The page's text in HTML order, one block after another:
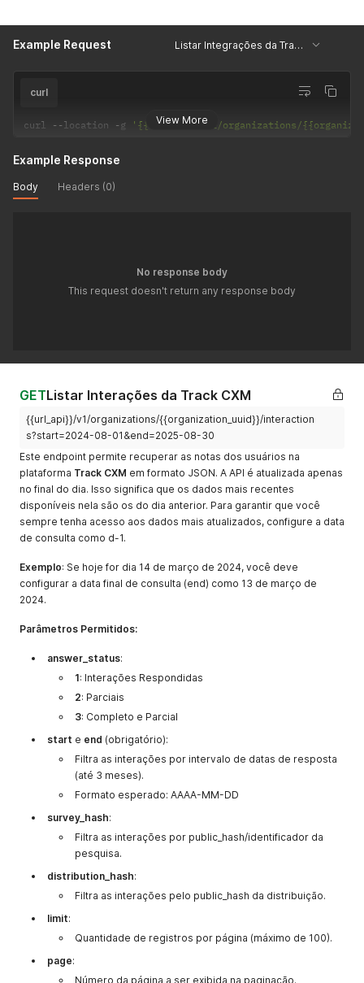
Example Request Listar Integrações da Track CXM
View More
curl
curl --location -g '{{url_api}}/v1/organizations/
Example Response
Body Headers (0)
No response body
This request doesn't return any response body
GETListar Interações da Track CXM
{{url_api}}/v1/organizations/{{organization_uuid}}/interaction
s?start=2024-08-01&end=2025-08-30
Este endpoint permite recuperar as notas dos usuários na
plataforma Track CXM em formato JSON. A API é atualizada apenas
no final do dia. Isso significa que os dados mais recentes
disponíveis nela são os do dia anterior. Para garantir que você
sempre tenha acesso aos dados mais atualizados, configure a data
de consulta como d-1.
Exemplo: Se hoje for dia 14 de março de 2024, você deve
configurar a data final de consulta (end) como 13 de março de
2024.
Parâmetros Permitidos:
answer_status:
1: Interações Respondidas
2: Parciais
3: Completo e Parcial
start e end (obrigatório):
Filtra as interações por intervalo de datas de resposta
(até 3 meses).
Formato esperado: AAAA-MM-DD
survey_hash:
Filtra as interações por public_hash/identificador da
pesquisa.
distribution_hash:
Filtra as interações pelo public_hash da distribuição.
limit:
Quantidade de registros por página (máximo de 100).
page:
Número da página a ser exibida na paginação.